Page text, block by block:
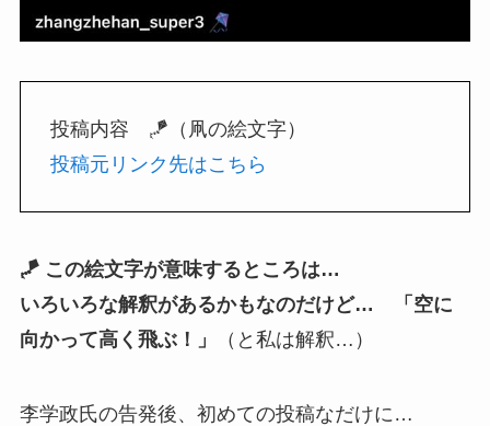
投稿内容 🪁（凧の絵文字）
投稿元リンク先はこちら
🪁 この絵文字が意味するところは…
いろいろな解釈があるかもなのだけど… 「空に
向かって高く飛ぶ！」
（と私は解釈…）
李学政氏の告発後、初めての投稿なだけに…